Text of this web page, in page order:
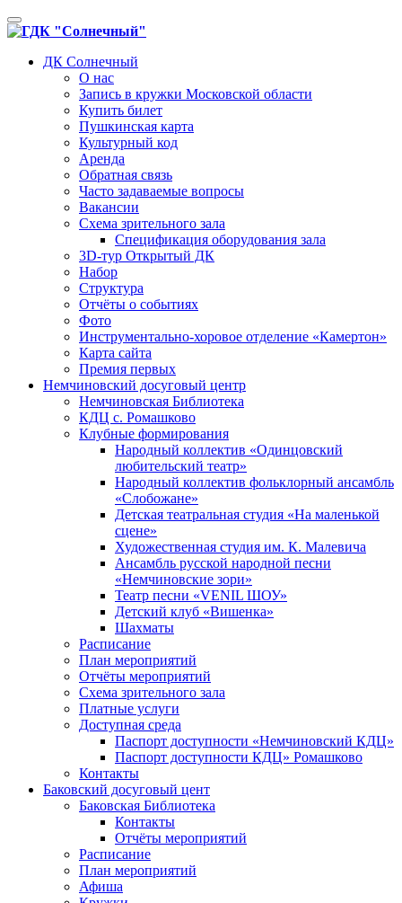
Toggle
navigation
ДК Солнечный
О нас
Запись в кружки Московской области
Купить билет
Пушкинская карта
Культурный код
Аренда
Обратная связь
Часто задаваемые вопросы
Вакансии
Схема зрительного зала
Спецификация оборудования зала
3D-тур Открытый ДК
Набор
Структура
Отчёты о событиях
Фото
Инструментально-хоровое отделение «Камертон»
Карта сайта
Премия первых
Немчиновский досуговый центр
Немчиновская Библиотека
КДЦ с. Ромашково
Клубные формирования
Народный коллектив «Одинцовский
любительский театр»
Народный коллектив фольклорный ансамбль
«Слобожане»
Детская театральная студия «На маленькой
сцене»
Художественная студия им. К. Малевича
Ансамбль русской народной песни
«Немчиновские зори»
Театр песни «VENIL ШОУ»
Детский клуб «Вишенка»
Шахматы
Расписание
План мероприятий
Отчёты мероприятий
Схема зрительного зала
Платные услуги
Доступная среда
Паспорт доступности «Немчиновский КДЦ»
Паспорт доступности КДЦ» Ромашково
Контакты
Баковский досуговый цент
Баковская Библиотека
Контакты
Отчёты мероприятий
Расписание
План мероприятий
Афиша